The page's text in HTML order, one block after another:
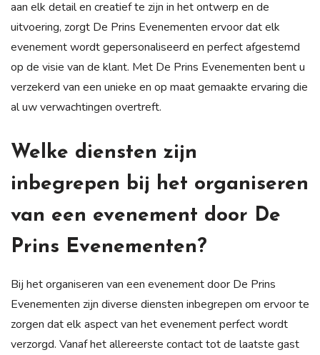
aan elk detail en creatief te zijn in het ontwerp en de
uitvoering, zorgt De Prins Evenementen ervoor dat elk
evenement wordt gepersonaliseerd en perfect afgestemd
op de visie van de klant. Met De Prins Evenementen bent u
verzekerd van een unieke en op maat gemaakte ervaring die
al uw verwachtingen overtreft.
Welke diensten zijn
inbegrepen bij het organiseren
van een evenement door De
Prins Evenementen?
Bij het organiseren van een evenement door De Prins
Evenementen zijn diverse diensten inbegrepen om ervoor te
zorgen dat elk aspect van het evenement perfect wordt
verzorgd. Vanaf het allereerste contact tot de laatste gast